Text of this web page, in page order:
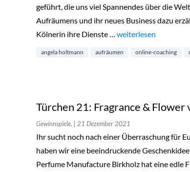
geführt, die uns viel Spannendes über die
Aufräumens und ihr neues Business dazu
Kölnerin ihre Dienste … „Türchen 22:
weiterlesen
angela holtmann aufräumen online-coaching
Türchen 21: Fragrance & Flower
Gewinnspiele, | 21 Dezember 2021
Ihr sucht noch nach einer Überraschung für
haben wir eine beeindruckende
Perfume Manufacture Birkholz hat eine edle